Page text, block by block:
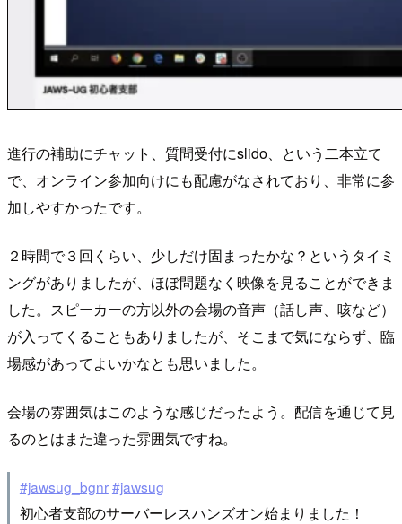
進行の補助にチャット、質問受付にslido、という二本立て
で、オンライン参加向けにも配慮がなされており、非常に参
加しやすかったです。
２時間で３回くらい、少しだけ固まったかな？というタイミ
ングがありましたが、ほぼ問題なく映像を見ることができま
した。スピーカーの方以外の会場の音声（話し声、咳など）
が入ってくることもありましたが、そこまで気にならず、臨
場感があってよいかなとも思いました。
会場の雰囲気はこのような感じだったよう。配信を通じて見
るのとはまた違った雰囲気ですね。
#jawsug_bgnr#jawsug
初心者支部のサーバーレスハンズオン始まりました！